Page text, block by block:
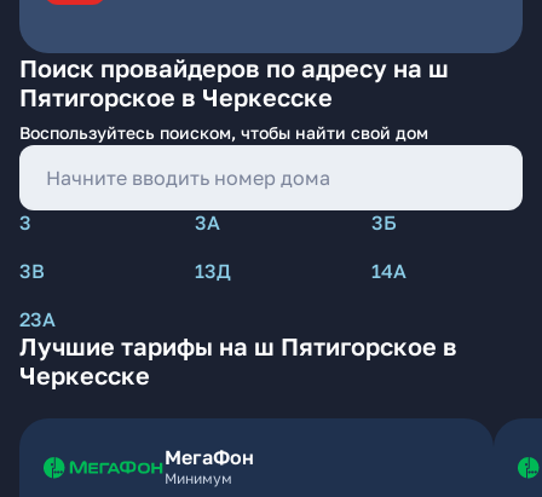
Поиск провайдеров по адресу на ш
Пятигорское в Черкесске
Воспользуйтесь поиском, чтобы найти свой дом
3 3А
3Б
3В
13Д
14А
23А
Лучшие тарифы на ш Пятигорское в
Черкесске
МегаФон
Минимум